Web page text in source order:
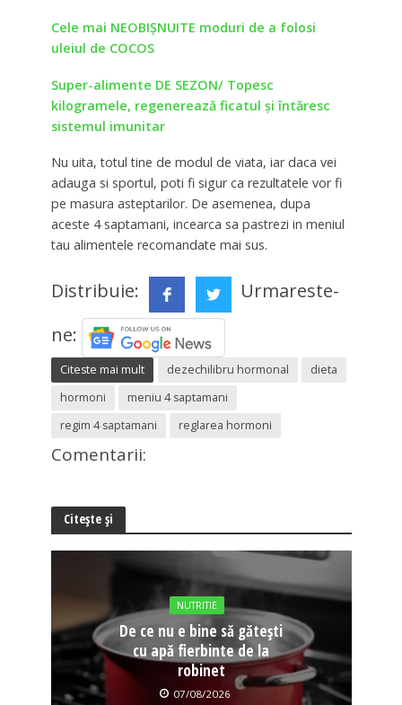
Cele mai NEOBIȘNUITE moduri de a folosi
uleiul de COCOS
Super-alimente DE SEZON/ Topesc
kilogramele, regenerează ficatul și întăresc
sistemul imunitar
Nu uita, totul tine de modul de viata, iar daca vei
adauga si sportul, poti fi sigur ca rezultatele vor fi
pe masura asteptarilor. De asemenea, dupa
aceste 4 saptamani, incearca sa pastrezi in meniul
tau alimentele recomandate mai sus.
Distribuie:
Urmareste-
ne:
Citeste mai mult dezechilibru hormonal
dieta
hormoni
meniu 4 saptamani
regim 4 saptamani
reglarea hormoni
Comentarii:
Citește și
NUTRITIE
De ce nu e bine să gătești
cu apă fierbinte de la
robinet
07/08/2026